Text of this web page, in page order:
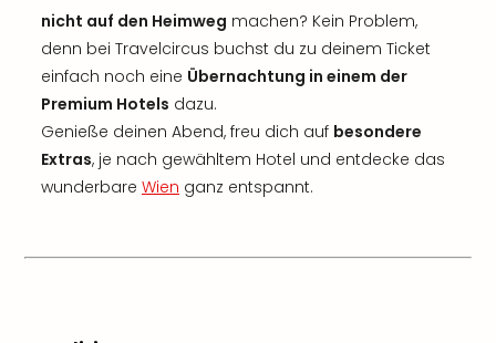
nicht auf den Heimweg machen? Kein Problem,
denn bei Travelcircus buchst du zu deinem Ticket
einfach noch eine Übernachtung in einem der
Premium Hotels dazu.
Genieße deinen Abend, freu dich auf besondere
Extras, je nach gewähltem Hotel und entdecke das
wunderbare Wien ganz entspannt.